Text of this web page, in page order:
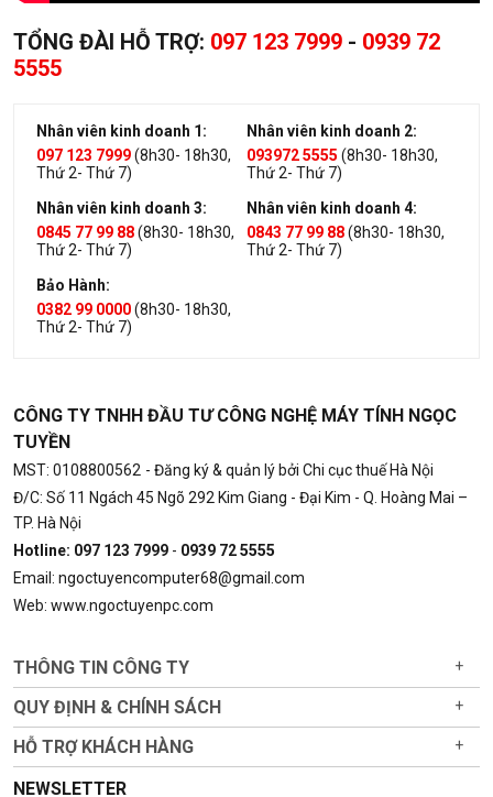
TỔNG ĐÀI HỖ TRỢ: 097 123 7999 - 0939 72
5555
Nhân viên kinh doanh 1:
097 123 7999(8h30- 18h30,
Thứ 2- Thứ 7)
Nhân viên kinh doanh 2:
093972 5555 (8h30- 18h30,
Thứ 2- Thứ 7)
Nhân viên kinh doanh 3:
0845 77 99 88(8h30- 18h30,
Thứ 2- Thứ 7)
Nhân viên kinh doanh 4:
0843 77 99 88(8h30- 18h30,
Thứ 2- Thứ 7)
Bảo Hành:
0382 99 0000(8h30- 18h30,
Thứ 2- Thứ 7)
CÔNG TY TNHH ĐẦU TƯ CÔNG NGHỆ MÁY TÍNH NGỌC
TUYỀN
MST: 0108800562 - Đăng ký & quản lý bởi Chi cục thuế Hà Nội
Đ/C: Số 11 Ngách 45 Ngõ 292 Kim Giang - Đại Kim - Q. Hoàng Mai –
TP. Hà Nội
Hotline: 097 123 7999 - 0939 72 5555
Email: ngoctuyencomputer68@gmail.com
Web: www.ngoctuyenpc.com
THÔNG TIN CÔNG TY +
QUY ĐỊNH & CHÍNH SÁCH +
HỖ TRỢ KHÁCH HÀNG +
NEWSLETTER